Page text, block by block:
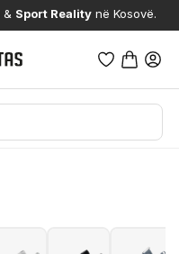
& Sport Reality në Kosovë.